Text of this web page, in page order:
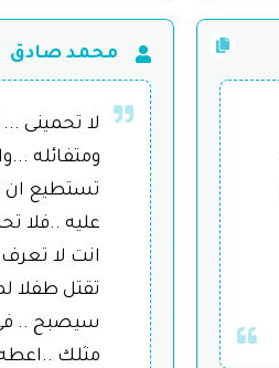
محمد صادق
لا تحمينى ...
ومتفائله
تستطيع ان
عليه ..فلا
انت لا
تقتل طفلا
سيصبح ..
مثلك